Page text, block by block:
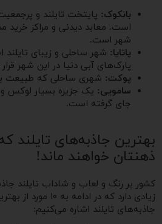
بانکوک: پایتخت تایلند و
است. معابد دیدنی و مراکز خرید
شهر است.
پاتایا: شهر ساحلی و زیبای
پارک‌های آبی دنیا در این شهر قرار
پوکت: شهری ساحلی که طبیعت
سامویی: یک جزیره بسیار لوکس و
جای گرفته است.
بهترین جاذبه‌های تایلند که
ذهنتان خواهند ماند!
کشور پر رنگ و لعاب و شاداب تایلند
زیادی دارد که در ادامه
جاذبه‌های تایلند اشاره می‌کنیم: